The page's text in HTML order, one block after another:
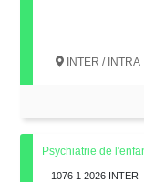
INTER / INTRA
Psychiatrie de
1076 1 2026 INTER